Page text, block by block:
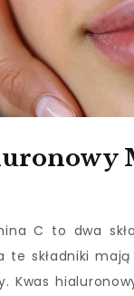
C to dwa
te składniki
Kwas